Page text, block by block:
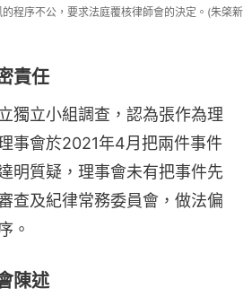
程序不公，要求法庭覆核律師會的決定。(朱棨新
責任
獨立小組調查，認為張作為理
事會於2021年4月把兩件事件
明質疑，理事會未有把事件先
查及紀律常務委員會，做法偏
。
陳述